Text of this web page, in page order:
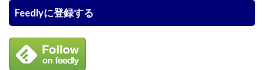
Feedlyに登録する